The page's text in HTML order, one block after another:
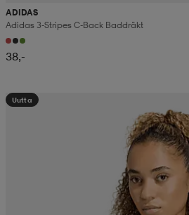
ADIDAS
Adidas 3-Stripes C-Back Baddräkt
38,-
Uutta